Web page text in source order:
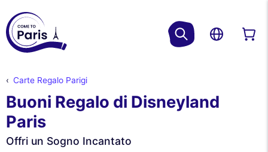
Carte Regalo Parigi
Buoni Regalo di Disneyland
Paris
Offri un Sogno Incantato